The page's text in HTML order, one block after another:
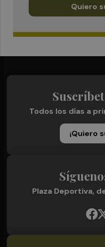
Quiero
Todos los días a
¡Quiero
Plaza Deportiva,